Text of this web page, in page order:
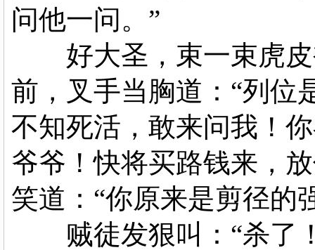
问他一问。”
好大圣，束一束虎皮
前，叉手当胸道：“列位
不知死活，敢来问我！
爷爷！快将买路钱来，
笑道：“你原来是剪径的
贼徒发狠叫：“杀了！